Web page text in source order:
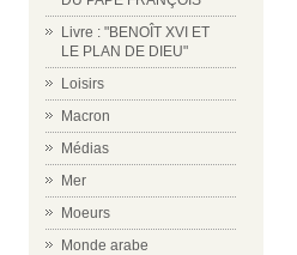
Livre : "BENOÎT XVI ET
LE PLAN DE DIEU"
Loisirs
Macron
Médias
Mer
Moeurs
Monde arabe